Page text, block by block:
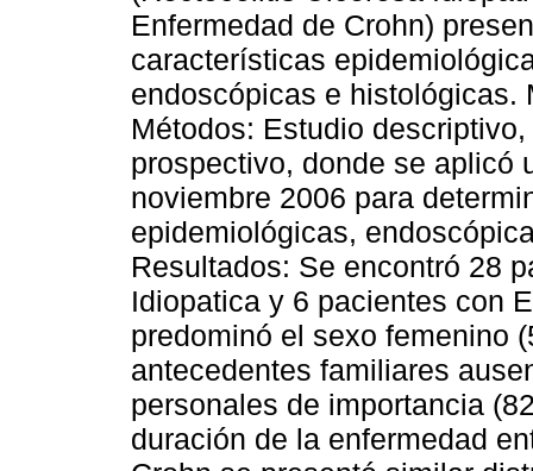
Enfermedad de Crohn)
características
endoscópicas e histológicas.
Métodos: Estudio
prospectivo, donde se aplicó
noviembre 2006 para
epidemiológicas,
Resultados: Se encontró 28
Idiopatica y 6 pacientes con
predominó el sexo femenino
antecedentes familiares
personales de importancia
duración de la enfermedad